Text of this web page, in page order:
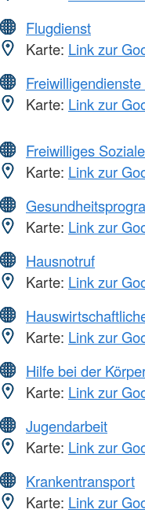
Flugdienst
Karte: Link zur
Karte: Link zur
Freiwilliges
Karte: Link zur
Karte: Link zur
Hausnotruf
Karte: Link zur
Karte: Link zur
Hilfe bei der
Karte: Link zur
Jugendarbeit
Karte: Link zur
Krankentransport
Karte: Link zur